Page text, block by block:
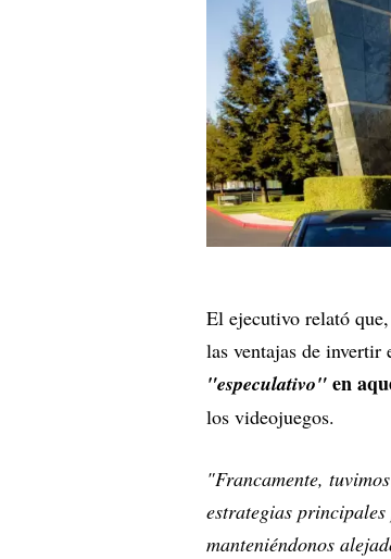
El ejecutivo relató
las ventajas de invertir
"especulativo" en
los videojuegos.
"Francamente,
estrategias
manteniéndonos